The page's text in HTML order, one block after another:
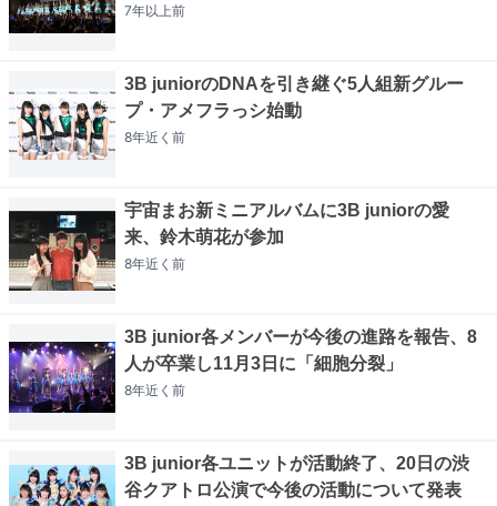
7年以上前
3B juniorのDNAを引き継ぐ5人組新グルー
プ・アメフラっシ始動
8年近く 前
宇宙まお新ミニアルバムに3B juniorの愛
来、鈴木萌花が参加
8年近く 前
3B junior各メンバーが今後の進路を報告、8
人が卒業し11月3日に「細胞分裂」
8年近く 前
3B junior各ユニットが活動終了、20日の渋
谷クアトロ公演で今後の活動について発表